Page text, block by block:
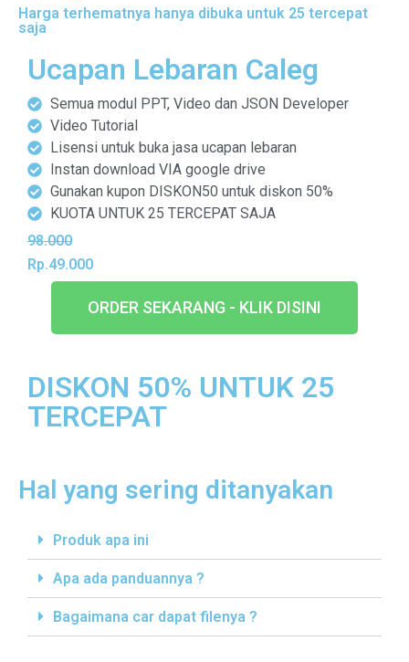
Harga terhematnya hanya dibuka untuk 25 tercepat
saja
Ucapan Lebaran Caleg
Semua modul PPT, Video dan JSON Developer
Video Tutorial
Lisensi untuk buka jasa ucapan lebaran
Instan download VIA google drive
Gunakan kupon DISKON50​ untuk diskon 50​%
KUOTA UNTUK 25 TERCEPAT SAJA
98.000
Rp.49.000
ORDER SEKARANG - KLIK DISINI
DISKON 50% UNTUK 25
TERCEPAT
Hal yang sering ditanyakan
Produk apa ini
Apa ada panduannya ?
Bagaimana car dapat filenya ?